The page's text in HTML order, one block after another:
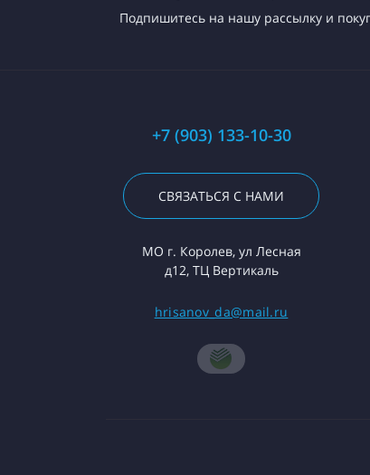
Подпишитесь на нашу рассылку и
+7 (903) 133-10-30
СВЯЗАТЬСЯ С НАМИ
МО г. Королев, ул Лесная
д12, ТЦ Вертикаль
hrisanov_da@mail.ru